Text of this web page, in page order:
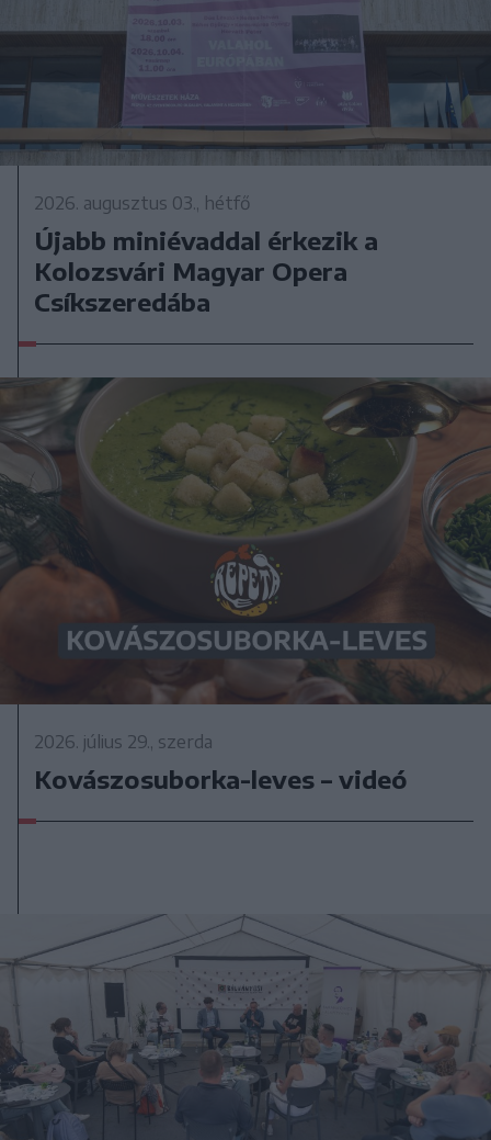
2026. augusztus 03., hétfő
Újabb miniévaddal érkezik a
Kolozsvári Magyar Opera
Csíkszeredába
2026. július 29., szerda
Kovászosuborka-leves – videó